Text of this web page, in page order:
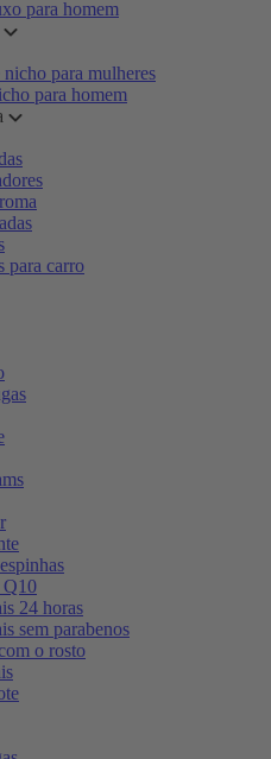
para homem
nicho para mulheres
para homem
para carro
Q10
24 horas
sem parabenos
o rosto